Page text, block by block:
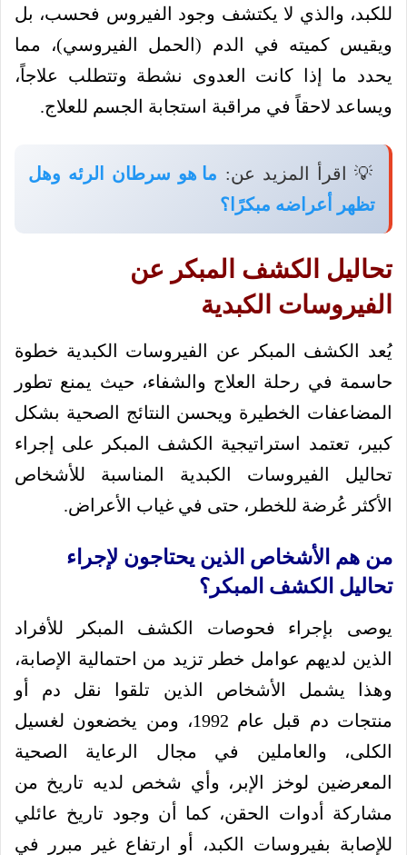
للكبد، والذي لا يكتشف وجود الفيروس فحسب، بل
ويقيس كميته في الدم (الحمل الفيروسي)، مما
يحدد ما إذا كانت العدوى نشطة وتتطلب علاجاً،
ويساعد لاحقاً في مراقبة استجابة الجسم للعلاج.
💡 اقرأ المزيد عن: ما هو سرطان الرئه وهل
تظهر أعراضه مبكرًا؟
تحاليل الكشف المبكر عن
الفيروسات الكبدية
يُعد الكشف المبكر عن الفيروسات الكبدية خطوة
حاسمة في رحلة العلاج والشفاء، حيث يمنع تطور
المضاعفات الخطيرة ويحسن النتائج الصحية بشكل
كبير، تعتمد استراتيجية الكشف المبكر على إجراء
تحاليل الفيروسات الكبدية المناسبة للأشخاص
الأكثر عُرضة للخطر، حتى في غياب الأعراض.
من هم الأشخاص الذين يحتاجون لإجراء
تحاليل الكشف المبكر؟
يوصى بإجراء فحوصات الكشف المبكر للأفراد
الذين لديهم عوامل خطر تزيد من احتمالية الإصابة،
وهذا يشمل الأشخاص الذين تلقوا نقل دم أو
منتجات دم قبل عام 1992، ومن يخضعون لغسيل
الكلى، والعاملين في مجال الرعاية الصحية
المعرضين لوخز الإبر، وأي شخص لديه تاريخ من
مشاركة أدوات الحقن، كما أن وجود تاريخ عائلي
للإصابة بفيروسات الكبد، أو ارتفاع غير مبرر في